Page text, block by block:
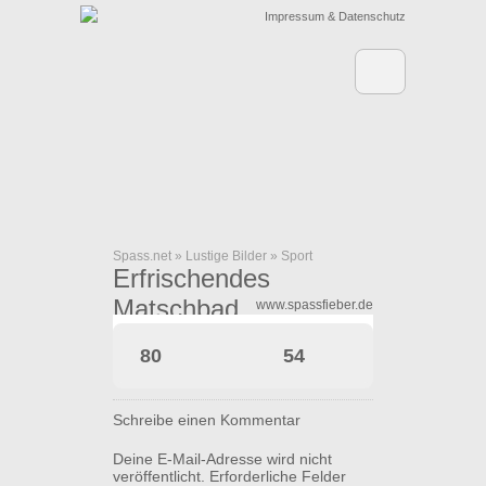
Impressum & Datenschutz
Spass.net » Lustige Bilder » Sport
Erfrischendes
Matschbad
www.spassfieber.de
80 54
Schreibe einen Kommentar
Deine E-Mail-Adresse wird nicht
veröffentlicht. Erforderliche Felder